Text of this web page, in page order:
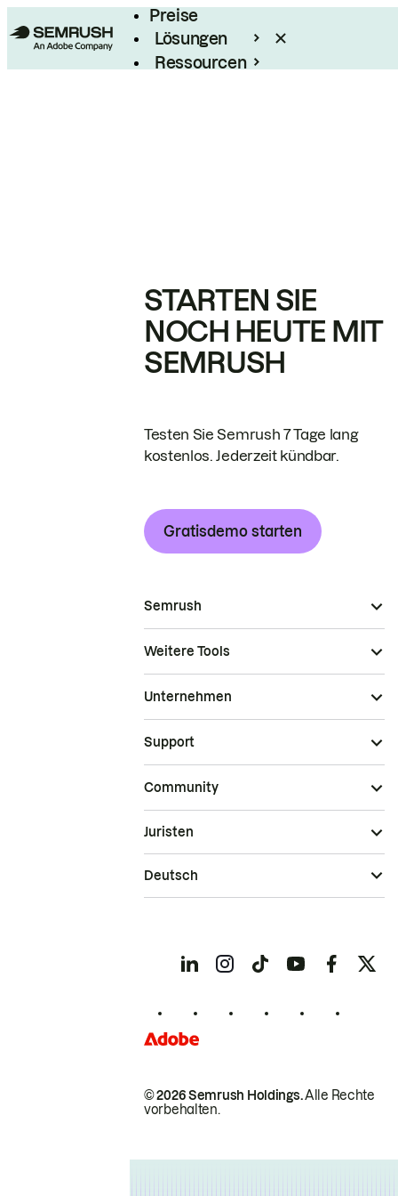
Preise
Lösungen
Ressourcen
STARTEN SIE
NOCH HEUTE MIT
SEMRUSH
Testen Sie Semrush 7 Tage lang
kostenlos. Jederzeit kündbar.
Gratisdemo starten
Semrush
Weitere Tools
Unternehmen
Support
Community
© 2026 Semrush Holdings.Alle Rechte
vorbehalten.
Juristen
Deutsch